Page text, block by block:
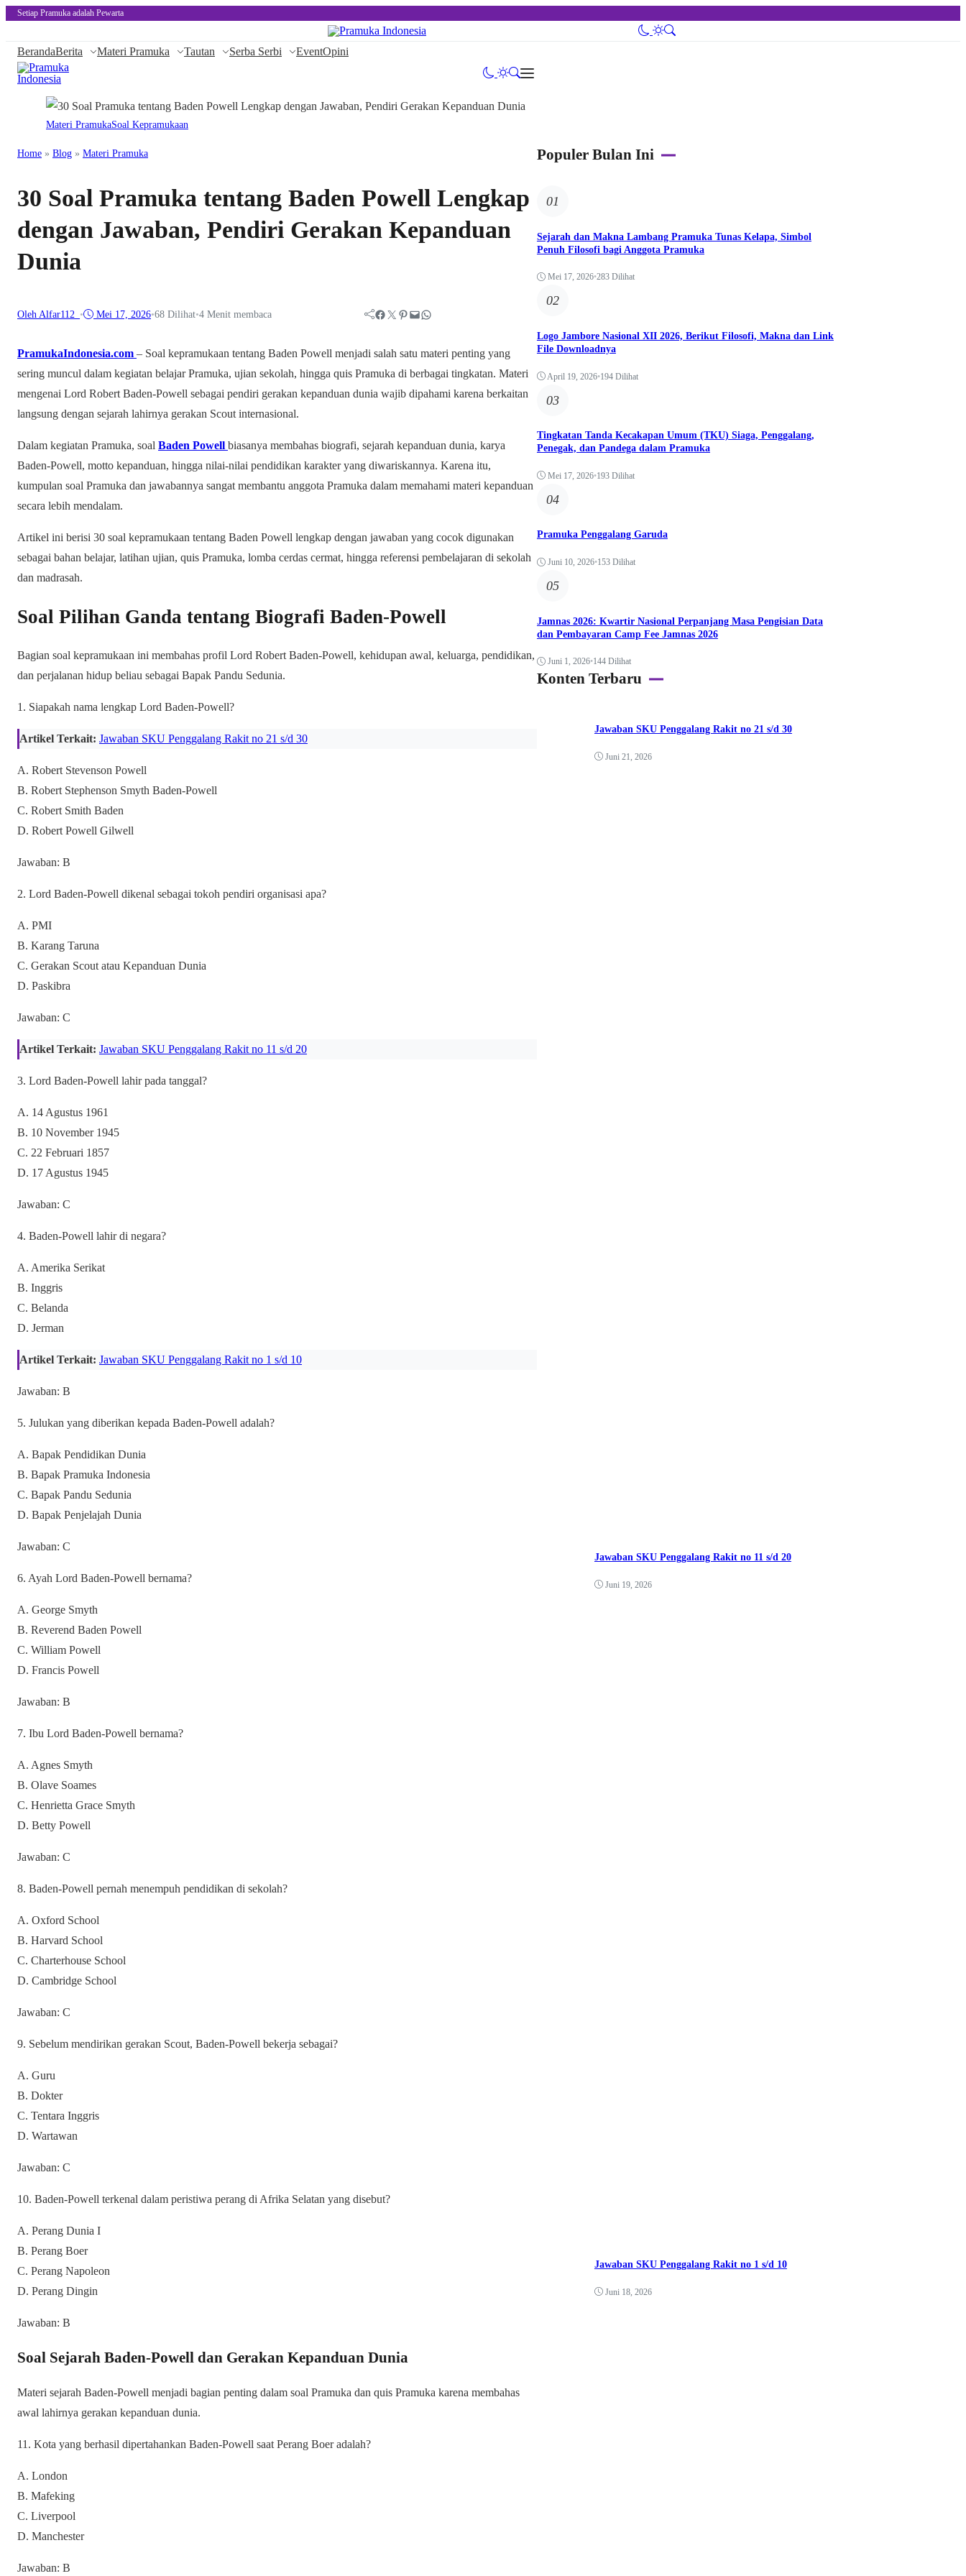
Setiap Pramuka adalah Pewarta
BerandaBerita Materi Pramuka Tautan Serba Serbi EventOpini
Materi PramukaSoal Kepramukaan
Home » Blog » Materi Pramuka
30 Soal Pramuka tentang Baden Powell Lengkap
dengan Jawaban, Pendiri Gerakan Kepanduan
Dunia
Oleh Alfar112_ • Mei 17, 2026•68 Dilihat•4 Menit membaca Facebook Twitter Pinterest Mail WhatsApp
PramukaIndonesia.com – Soal kepramukaan tentang Baden Powell menjadi salah satu materi penting yang
sering muncul dalam kegiatan belajar Pramuka, ujian sekolah, hingga quis Pramuka di berbagai tingkatan. Materi
mengenai Lord Robert Baden-Powell sebagai pendiri gerakan kepanduan dunia wajib dipahami karena berkaitan
langsung dengan sejarah lahirnya gerakan Scout internasional.
Dalam kegiatan Pramuka, soal Baden Powell biasanya membahas biografi, sejarah kepanduan dunia, karya
Baden-Powell, motto kepanduan, hingga nilai-nilai pendidikan karakter yang diwariskannya. Karena itu,
kumpulan soal Pramuka dan jawabannya sangat membantu anggota Pramuka dalam memahami materi kepanduan
secara lebih mendalam.
Artikel ini berisi 30 soal kepramukaan tentang Baden Powell lengkap dengan jawaban yang cocok digunakan
sebagai bahan belajar, latihan ujian, quis Pramuka, lomba cerdas cermat, hingga referensi pembelajaran di sekolah
dan madrasah.
Soal Pilihan Ganda tentang Biografi Baden-Powell
Bagian soal kepramukaan ini membahas profil Lord Robert Baden-Powell, kehidupan awal, keluarga, pendidikan,
dan perjalanan hidup beliau sebagai Bapak Pandu Sedunia.
1. Siapakah nama lengkap Lord Baden-Powell?
Artikel Terkait: Jawaban SKU Penggalang Rakit no 21 s/d 30
A. Robert Stevenson Powell
B. Robert Stephenson Smyth Baden-Powell
C. Robert Smith Baden
D. Robert Powell Gilwell
Jawaban: B
2. Lord Baden-Powell dikenal sebagai tokoh pendiri organisasi apa?
A. PMI
B. Karang Taruna
C. Gerakan Scout atau Kepanduan Dunia
D. Paskibra
Jawaban: C
Artikel Terkait: Jawaban SKU Penggalang Rakit no 11 s/d 20
3. Lord Baden-Powell lahir pada tanggal?
A. 14 Agustus 1961
B. 10 November 1945
C. 22 Februari 1857
D. 17 Agustus 1945
Jawaban: C
4. Baden-Powell lahir di negara?
A. Amerika Serikat
B. Inggris
C. Belanda
D. Jerman
Artikel Terkait: Jawaban SKU Penggalang Rakit no 1 s/d 10
Jawaban: B
5. Julukan yang diberikan kepada Baden-Powell adalah?
A. Bapak Pendidikan Dunia
B. Bapak Pramuka Indonesia
C. Bapak Pandu Sedunia
D. Bapak Penjelajah Dunia
Jawaban: C
6. Ayah Lord Baden-Powell bernama?
A. George Smyth
B. Reverend Baden Powell
C. William Powell
D. Francis Powell
Jawaban: B
7. Ibu Lord Baden-Powell bernama?
A. Agnes Smyth
B. Olave Soames
C. Henrietta Grace Smyth
D. Betty Powell
Jawaban: C
8. Baden-Powell pernah menempuh pendidikan di sekolah?
A. Oxford School
B. Harvard School
C. Charterhouse School
D. Cambridge School
Jawaban: C
9. Sebelum mendirikan gerakan Scout, Baden-Powell bekerja sebagai?
A. Guru
B. Dokter
C. Tentara Inggris
D. Wartawan
Jawaban: C
10. Baden-Powell terkenal dalam peristiwa perang di Afrika Selatan yang disebut?
A. Perang Dunia I
B. Perang Boer
C. Perang Napoleon
D. Perang Dingin
Jawaban: B
Soal Sejarah Baden-Powell dan Gerakan Kepanduan Dunia
Materi sejarah Baden-Powell menjadi bagian penting dalam soal Pramuka dan quis Pramuka karena membahas
awal lahirnya gerakan kepanduan dunia.
11. Kota yang berhasil dipertahankan Baden-Powell saat Perang Boer adalah?
A. London
B. Mafeking
C. Liverpool
D. Manchester
Jawaban: B
Populer Bulan Ini
01
Sejarah dan Makna Lambang Pramuka Tunas Kelapa, Simbol
Penuh Filosofi bagi Anggota Pramuka
Mei 17, 2026•283 Dilihat
02
Logo Jambore Nasional XII 2026, Berikut Filosofi, Makna dan Link
File Downloadnya
April 19, 2026•194 Dilihat
03
Tingkatan Tanda Kecakapan Umum (TKU) Siaga, Penggalang,
Penegak, dan Pandega dalam Pramuka
Mei 17, 2026•193 Dilihat
04
Pramuka Penggalang Garuda
Juni 10, 2026•153 Dilihat
05
Jamnas 2026: Kwartir Nasional Perpanjang Masa Pengisian Data
dan Pembayaran Camp Fee Jamnas 2026
Juni 1, 2026•144 Dilihat
Konten Terbaru
Jawaban SKU Penggalang Rakit no 21 s/d 30
Juni 21, 2026
Jawaban SKU Penggalang Rakit no 11 s/d 20
Juni 19, 2026
Jawaban SKU Penggalang Rakit no 1 s/d 10
Juni 18, 2026